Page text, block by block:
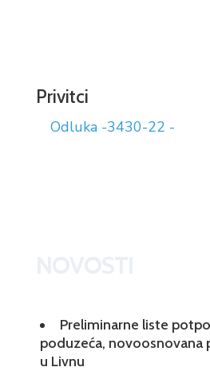
Privitci
Odluka -3430-22 -
Preliminarne liste
poduzeća, novoosnovana
u Livnu